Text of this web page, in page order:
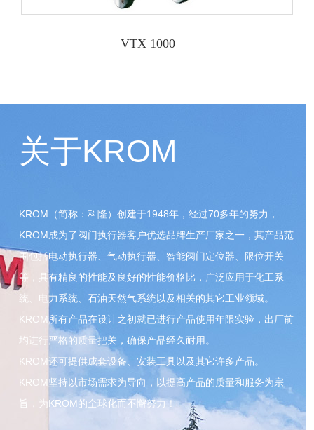
VTX 1000
关于KROM
KROM（简称：科隆）创建于1948年，经过70多年的努力，
KROM成为了阀门执行器客户优选品牌生产厂家之一，其产品范
围包括电动执行器、气动执行器、智能阀门定位器、限位开关
等，具有精良的性能及良好的性能价格比，广泛应用于化工系
统、电力系统、石油天然气系统以及相关的其它工业领域。
KROM所有产品在设计之初就已进行产品使用年限实验，出厂前
均进行严格的质量把关，确保产品经久耐用。
KROM还可提供成套设备、安装工具以及其它许多产品。
KROM坚持以市场需求为导向，以提高产品的质量和服务为宗
旨，为KROM的全球化而不懈努力！